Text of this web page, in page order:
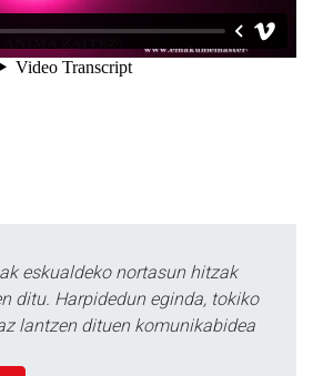
eskualdeko nortasun hitzak
ditu. Harpidedun eginda, tokiko
lantzen dituen komunikabidea